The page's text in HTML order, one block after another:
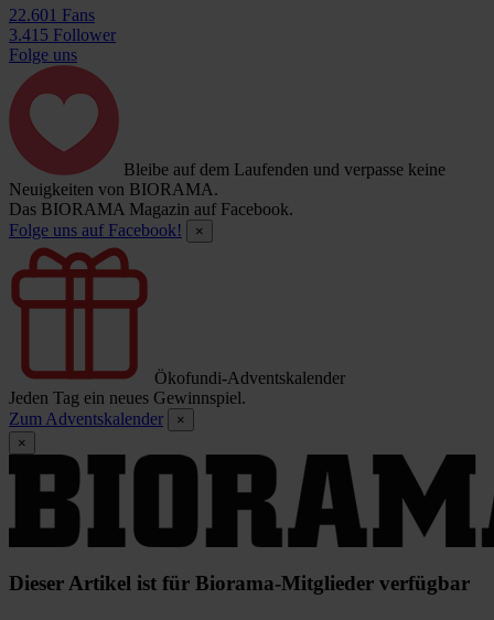
22.601 Fans
3.415 Follower
Folge uns
Bleibe auf dem Laufenden und verpasse keine
Neuigkeiten von BIORAMA.
Das BIORAMA Magazin auf Facebook.
Folge uns auf Facebook!
×
Ökofundi-Adventskalender
Jeden Tag ein neues Gewinnspiel.
Zum Adventskalender
×
×
Dieser Artikel ist für Biorama-Mitglieder verfügbar